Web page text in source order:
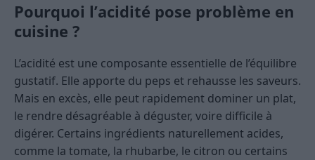
Pourquoi l’acidité pose problème en
cuisine ?
L’acidité est une composante essentielle de l’équilibre
gustatif. Elle apporte du peps et rehausse les saveurs.
Mais en excès, elle peut rapidement dominer un plat,
le rendre désagréable à déguster, voire difficile à
digérer. Certains ingrédients naturellement acides,
comme la tomate, la rhubarbe, le citron ou certains